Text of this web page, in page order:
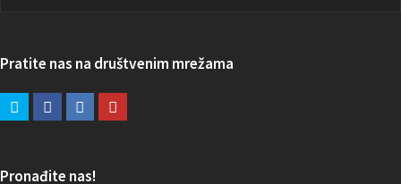
Pratite nas na društvenim mrežama
Pronađite nas!